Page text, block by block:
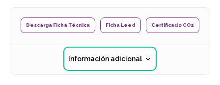
Información adicional
Descarga Ficha Técnica Ficha Leed Certificado CO2